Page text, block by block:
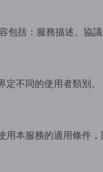
包括：服務描述、協
不同的使用者類別。
本服務的適用條件，